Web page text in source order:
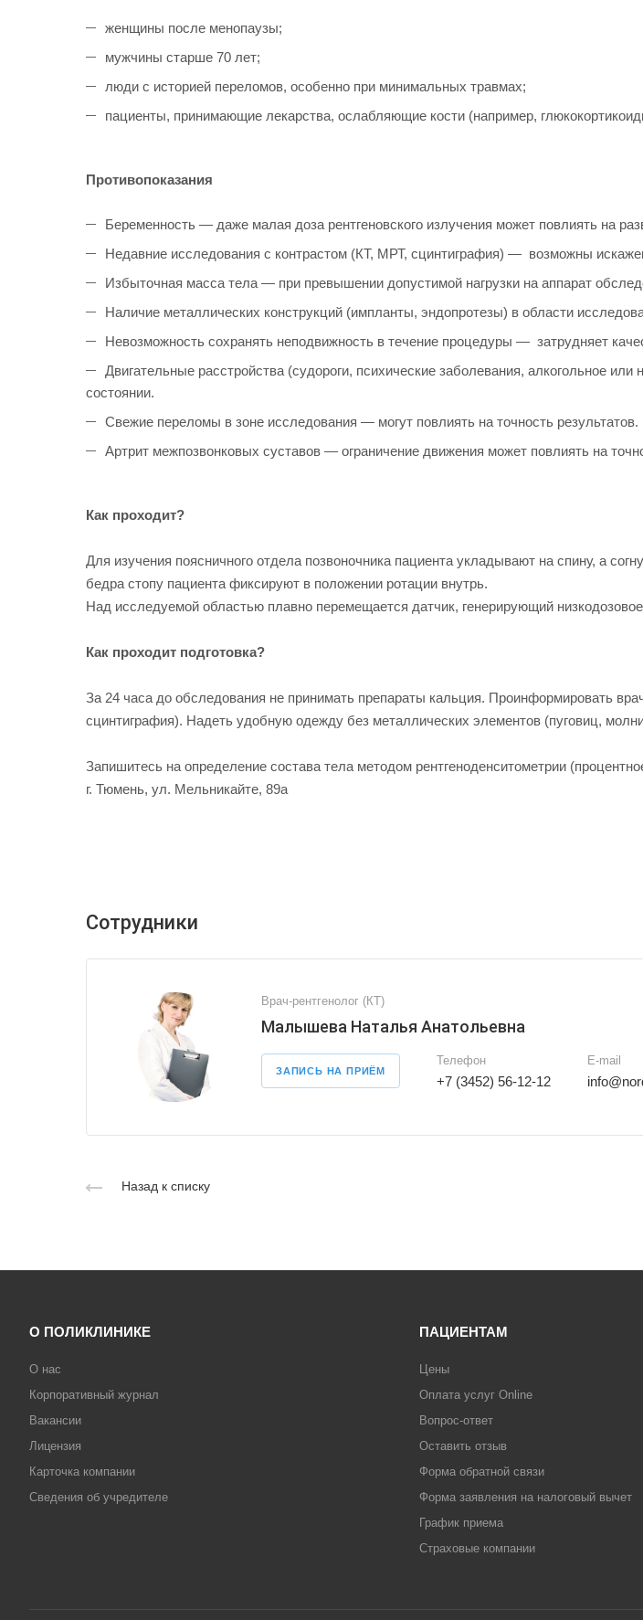
женщины после менопаузы;
мужчины старше 70 лет;
люди с историей переломов, особенно при минимальных травмах;
пациенты, принимающие лекарства, ослабляющие кости (например,
Противопоказания
Беременность — даже малая доза рентгеновского излучения может повлиять на
Недавние исследования с контрастом (КТ, МРТ, сцинтиграфия) — возможны
Избыточная масса тела — при превышении допустимой нагрузки на аппарат
Наличие металлических конструкций (импланты, эндопротезы) в области
Невозможность сохранять неподвижность в течение процедуры — затрудняет
Двигательные расстройства (судороги, психические заболевания, алкогольное
состоянии.
Свежие переломы в зоне исследования — могут повлиять на точность результатов.
Артрит межпозвонковых суставов — ограничение движения может повлиять на
Как проходит?
Для изучения поясничного отдела позвоночника пациента укладывают на спину, а
бедра стопу пациента фиксируют в положении ротации внутрь.
Над исследуемой областью плавно перемещается датчик, генерирующий
Как проходит подготовка?
За 24 часа до обследования не принимать препараты кальция. Проинформировать
сцинтиграфия). Надеть удобную одежду без металлических элементов (пуговиц,
Запишитесь на определение состава тела методом рентгеноденситометрии
г. Тюмень, ул. Мельникайте, 89а
Сотрудники
Врач-рентгенолог (КТ)
Малышева Наталья Анатольевна
ЗАПИСЬ НА ПРИЁМ
Телефон
+7 (3452) 56-12-12
E-mail
Назад к списку
О ПОЛИКЛИНИКЕ
О нас
Корпоративный журнал
Вакансии
Лицензия
Карточка компании
Сведения об учредителе
ПАЦИЕНТАМ
Цены
Оплата услуг Online
Вопрос-ответ
Оставить отзыв
Форма обратной связи
Форма заявления на налоговый вычет
График приема
Страховые компании